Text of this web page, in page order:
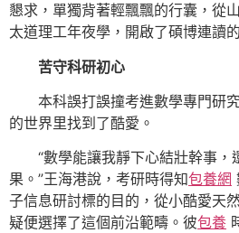
懇求，單獨背著輕飄飄的行囊，從
太道理工年夜學，開啟了碩博連讀
苦守科研初心
本科誤打誤撞考進數學專門研
的世界里找到了酷愛。
“數學能讓我靜下心結壯幹事，
果。”王海港說，考研時得知包養網
子信息研討標的目的，從小酷愛天
疑便選擇了這個前沿範疇。彼包養